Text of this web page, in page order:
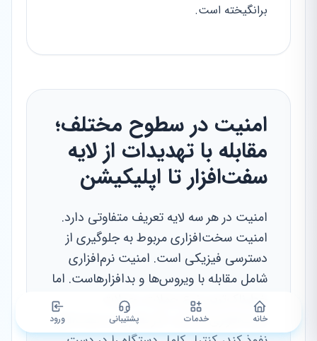
برانگیخته است.
امنیت در سطوح مختلف؛
مقابله با تهدیدات از لایه
سفت‌افزار تا اپلیکیشن
امنیت در هر سه لایه تعریف متفاوتی دارد.
امنیت سخت‌افزاری مربوط به جلوگیری از
دسترسی فیزیکی است. امنیت نرم‌افزاری
شامل مقابله با ویروس‌ها و بدافزارهاست. اما
خطرناک‌ترین نوع حملات، حملات
سفت‌افزاری هستند. اگر هکری به سفت‌افزار
خانه خدمات پشتیبانی ورود